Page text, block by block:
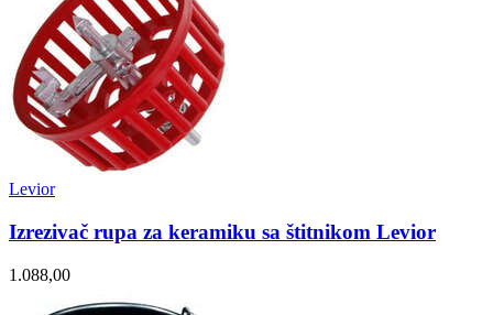
Levior
Izrezivač rupa za keramiku sa štitnikom Levior
1.088,00